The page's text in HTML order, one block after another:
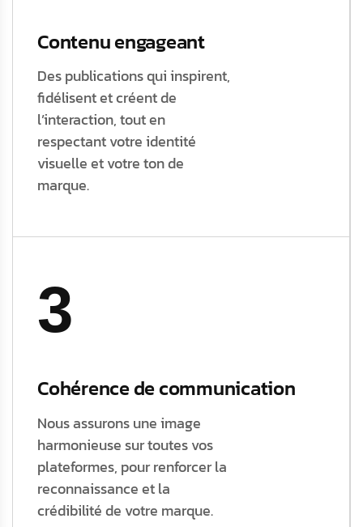
Contenu engageant
Des publications qui inspirent,
fidélisent et créent de
l’interaction, tout en
respectant votre identité
visuelle et votre ton de
marque.
3
Cohérence de communication
Nous assurons une image
harmonieuse sur toutes vos
plateformes, pour renforcer la
reconnaissance et la
crédibilité de votre marque.